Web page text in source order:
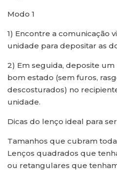
Modo 1
1) Encontre a comunicação
unidade para depositar as
2) Em seguida, deposite
bom estado (sem furos,
descosturados) no
unidade.
Dicas do lenço ideal para
Tamanhos que cubram
Lenços quadrados que
ou retangulares que